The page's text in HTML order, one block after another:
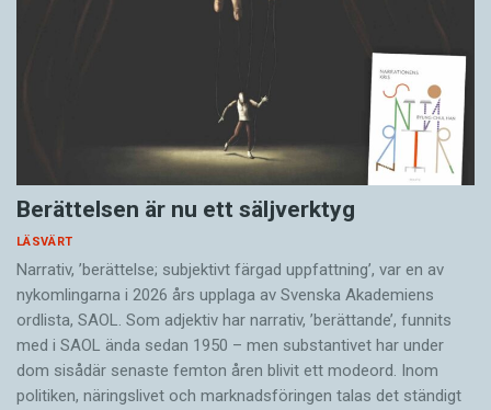
Berättelsen är nu ett säljverktyg
LÄSVÄRT
Narrativ, ’berättelse; subjektivt färgad uppfattning’, var en av
nykomlingarna i 2026 års upplaga av Svenska Akademiens
ordlista, SAOL. Som adjektiv har narrativ, ’berättande’, funnits
med i SAOL ända sedan 1950 – men substantivet har under
dom sisådär senaste femton åren blivit ett modeord. Inom
politiken, näringslivet och marknadsföringen talas det ständigt